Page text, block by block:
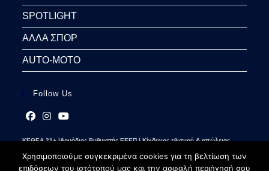
SPOTLIGHT
ΑΛΛΑ ΣΠΟΡ
AUTO-MOTO
Follow Us
in
a
new
in
a
new
in
a
new
ΚΕΘΕΑ 21+ |Αρμόδιος Ρυθμιστής ΕΕΕΠ | Κίνδυνος εθισμού & απώλειας
Χρησιμοποιούμε συγκεκριμένα cookies για τη βελτίωση των
επιδόσεων του ιστότοπού μας και την ασφαλή περιήγησή σου